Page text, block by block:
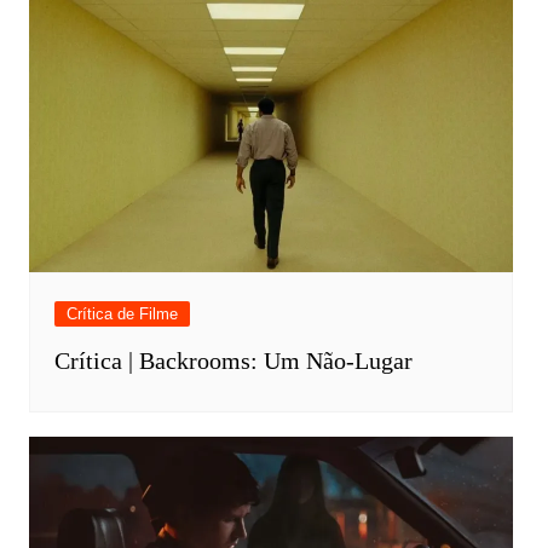
Crítica de Filme
Crítica | Backrooms: Um Não-Lugar